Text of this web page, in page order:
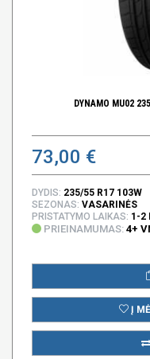
DYNAMO MU02
73,00 €
DYDIS: 235/55 R17 103W
SEZONAS: VASARINĖS
PRISTATYMO LAIKAS: 1-2
PRIEINAMUMAS: 4+
Į